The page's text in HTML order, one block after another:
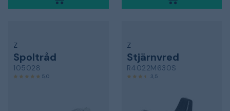
Z
Spoltråd
105028
5,0
Z
Stjärnvred
R4022M630S
3,5